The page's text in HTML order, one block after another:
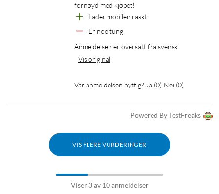
fornøyd med kjøpet!
Lader mobilen raskt
Er noe tung
Anmeldelsen er oversatt fra svensk
Vis original
Var anmeldelsen nyttig? Ja (0) Nei (0)
Powered By TestFreaks
VIS FLERE VURDERINGER
Viser 3 av 10 anmeldelser